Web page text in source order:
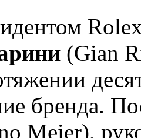
(Gian
бренда.
Meier),